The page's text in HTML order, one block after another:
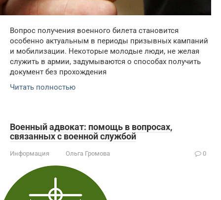
Вопрос получения военного билета становится
особенно актуальным в периоды призывных кампаний
и мобилизации. Некоторые молодые люди, не желая
служить в армии, задумываются о способах получить
документ без прохождения
Читать полностью
Военный адвокат: помощь в вопросах,
связанных с военной службой
Информация Ольга Громова 0